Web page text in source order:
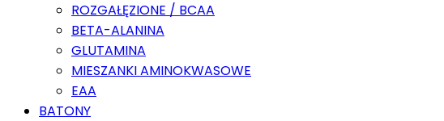
ROZGAŁĘZIONE / BCAA
BETA-ALANINA
GLUTAMINA
MIESZANKI AMINOKWASOWE
EAA
BATONY